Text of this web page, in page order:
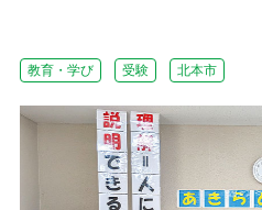
教育・学び 受験 北本市